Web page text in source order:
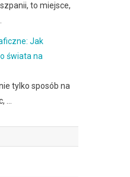
to miejsce,
Jak
świata na
tylko sposób na
…